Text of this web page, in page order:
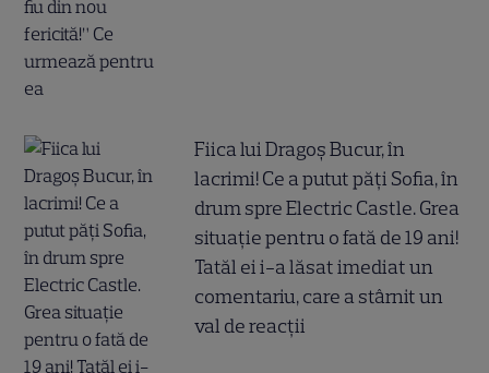
Fiica lui Dragoș Bucur, în
lacrimi! Ce a putut păți Sofia, în
drum spre Electric Castle. Grea
situație pentru o fată de 19 ani!
Tatăl ei i-a lăsat imediat un
comentariu, care a stârnit un
val de reacții